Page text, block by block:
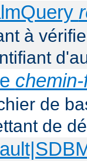
à
de
de